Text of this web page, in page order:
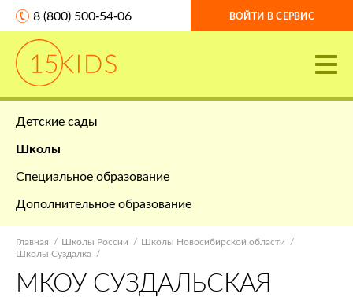
8 (800) 500-54-06 ВОЙТИ В СЕРВИС
Детские сады
Школы
Специальное образование
Дополнительное образование
Главная Школы России
Школы Новосибирской области
Школы Суздалка
МКОУ СУЗДАЛЬСКАЯ